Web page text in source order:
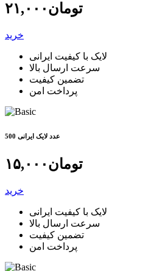
۲۱,۰۰۰تومان
خرید
لایک با کیفیت ایرانی
سرعت ارسال بالا
تضمین کیفیت
پرداخت امن
500 عدد لایک ایرانی
۱۵,۰۰۰تومان
خرید
لایک با کیفیت ایرانی
سرعت ارسال بالا
تضمین کیفیت
پرداخت امن